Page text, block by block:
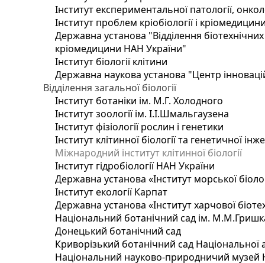
Інститут експериментальної патології,
Інститут проблем кріобіології і
Державна установа "Відділення
кріомедицини НАН України"
Інститут біології клітини
Державна наукова установа "Центр
Відділення загальної біології
Інститут ботаніки ім. М.Г. Холодного
Інститут зоології ім. І.І.Шмальгаузена
Інститут фізіології рослин і генетики
Інститут клітинної біології та генетичної
Міжнародний інститут клітинної біології
Інститут гідробіології НАН України
Державна установа «Інститут морської
Інститут екології Карпат
Державна установа «Інститут харчової
Національний ботанічний сад ім.
Донецький ботанічний сад
Криворізький ботанічний сад Національної
Національний науково-природничий музей